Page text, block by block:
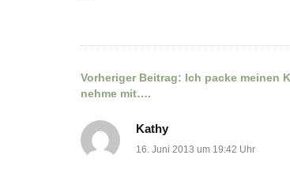
Beitragsnavigation
Vorheriger Beitrag: Ich packe meinen
nehme mit….
Kathy
16. Juni 2013 um 19:42 Uhr